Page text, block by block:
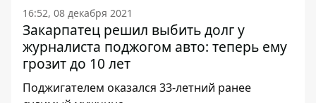
16:52, 08 декабря 2021
Закарпатец решил выбить долг у
журналиста поджогом авто: теперь ему
грозит до 10 лет
Поджигателем оказался 33-летний ранее